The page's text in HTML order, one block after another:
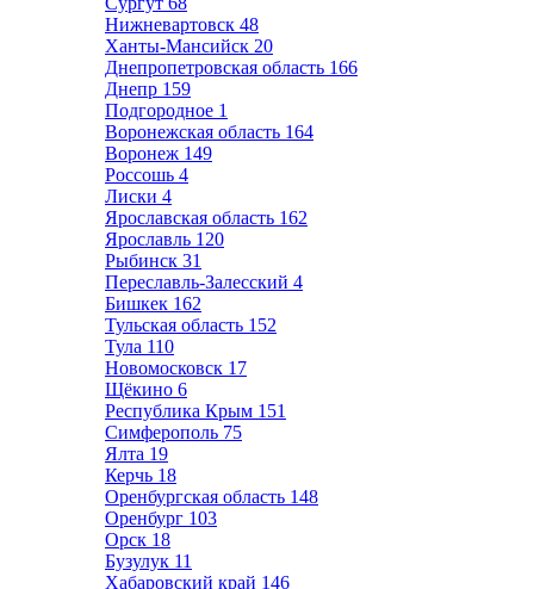
Нижневартовск 48
Ханты-Мансийск 20
Днепропетровская область 166
Днепр 159
Подгородное 1
Воронежская область 164
Воронеж 149
Россошь 4
Лиски 4
Ярославская область 162
Ярославль 120
Рыбинск 31
Переславль-Залесский 4
Бишкек 162
Тульская область 152
Тула 110
Новомосковск 17
Щёкино 6
Республика Крым 151
Симферополь 75
Ялта 19
Керчь 18
Оренбургская область 148
Оренбург 103
Орск 18
Бузулук 11
Хабаровский край 146